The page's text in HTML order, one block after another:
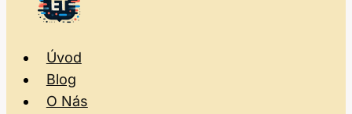
Úvod
Blog
O Nás